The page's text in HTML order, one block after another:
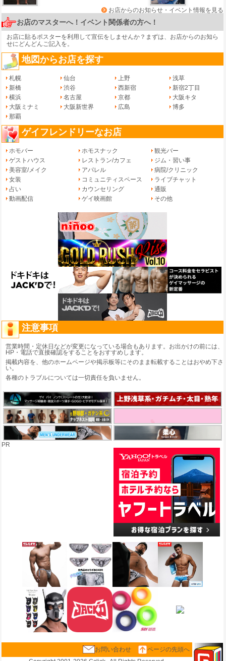
お店からのお知らせ・イベント情報を見る
お店のマスターへ！イベント関係者の方へ！
お店に貼るポスターを利用して宣伝をしませんか？まずは、 お店からのお知ら
せにどんどんご記入を。
地図からお店を探す
札幌 仙台 上野
浅草
新橋
渋谷 西新宿
新宿2丁目
横浜
名古屋 京都
大阪キタ
大阪ミナミ
大阪新世界 広島
博多
那覇
ゲイフレンドリーなお店
ホモバー ホモスナック
観光バー
ゲストハウス
レストラン/カフェ
ジム・習い事
美容室/メイク
アパレル
病院/クリニック
女装
コミュニティスペース
ライブチャット
占い
カウンセリング
通販
動画配信
ゲイ映画館 その他
注意事項
営業時間・定休日などが変更になっている場合もあります。お出かけの前には、
HP・電話で直接確認をすることをおすすめします。
掲載内容を、他のホームページや掲示板等にそのまま転載することはおやめ下さ
い。
各種のトラブルについては一切責任を負いません。
PR
お問い合わせ
ページの先頭へ